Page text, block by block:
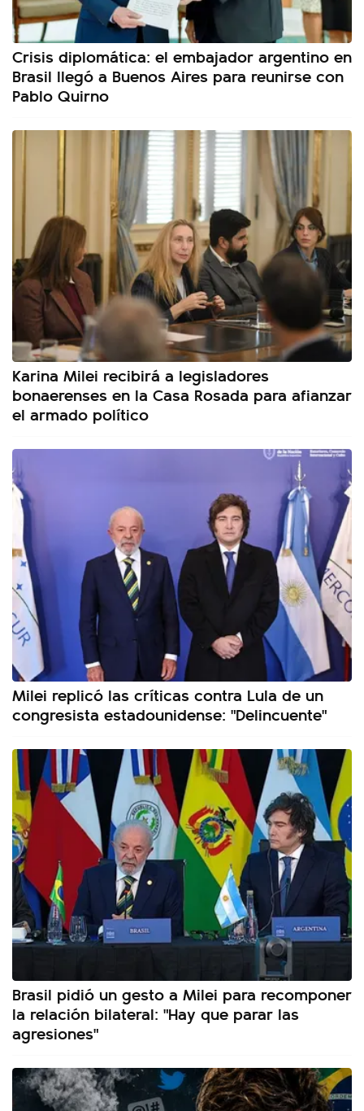
Crisis diplomática: el embajador argentino en
Brasil llegó a Buenos Aires para reunirse con
Pablo Quirno
Karina Milei recibirá a legisladores
bonaerenses en la Casa Rosada para afianzar
el armado político
Milei replicó las críticas contra Lula de un
congresista estadounidense: "Delincuente"
Brasil pidió un gesto a Milei para recomponer
la relación bilateral: "Hay que parar las
agresiones"